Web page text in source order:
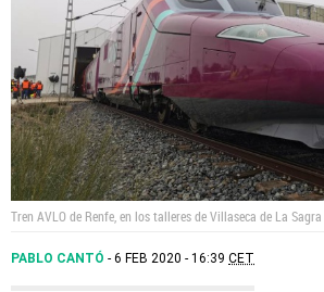
Tren AVLO de Renfe, en los talleres de Villaseca de La Sagra
PABLO CANTÓ 6 FEB 2020 - 16:39 CET